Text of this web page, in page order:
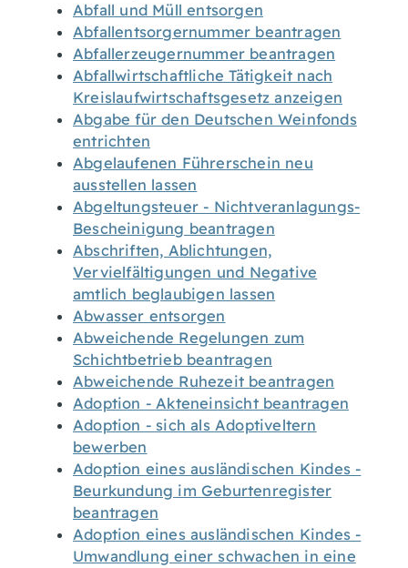
Abfall und Müll entsorgen
Abfallentsorgernummer beantragen
Abfallerzeugernummer beantragen
Abfallwirtschaftliche Tätigkeit nach
Kreislaufwirtschaftsgesetz anzeigen
Abgabe für den Deutschen Weinfonds
entrichten
Abgelaufenen Führerschein neu
ausstellen lassen
Abgeltungsteuer - Nichtveranlagungs-
Bescheinigung beantragen
Abschriften, Ablichtungen,
Vervielfältigungen und Negative
amtlich beglaubigen lassen
Abwasser entsorgen
Abweichende Regelungen zum
Schichtbetrieb beantragen
Abweichende Ruhezeit beantragen
Adoption - Akteneinsicht beantragen
Adoption - sich als Adoptiveltern
bewerben
Adoption eines ausländischen Kindes -
Beurkundung im Geburtenregister
beantragen
Adoption eines ausländischen Kindes -
Umwandlung einer schwachen in eine